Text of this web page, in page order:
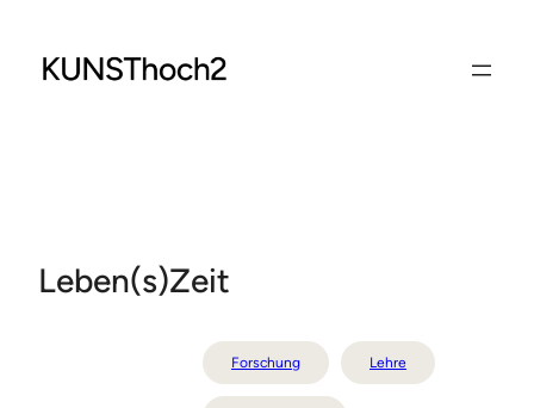
springen
Leben(s)Zeit
Forschung Lehre